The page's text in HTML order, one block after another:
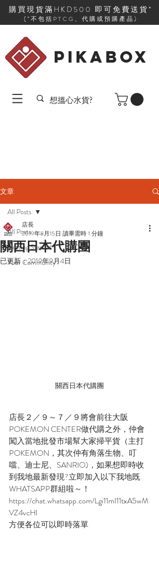
購買現貨滿HKD500 即可免費送貨*
(*不包括PTCG、代購或預購產品)
PIKABOX
文章
All Posts
Getting Started
Your Community
All Posts
關西日本代購團
店長
2019年8月15日 讀畢需時 1 分鐘
已更新：2019年9月4日
關西日本代購團
店長２／９～７／９將會前往大阪
POKEMON CENTER做代購之外，仲會
闖入當地批發市場幫大家掃平貨（主打
POKEMON，其次仲有角落生物、叮
噹、迪士尼、SANRIO)，如果想即時收
到我地最新發現?立即加入以下我地既
WHATSAPP群組啦～！
https://chat.whatsapp.com/Lgi11mI11txA5wM
VZ4vcHl
方便各位可以即時落單